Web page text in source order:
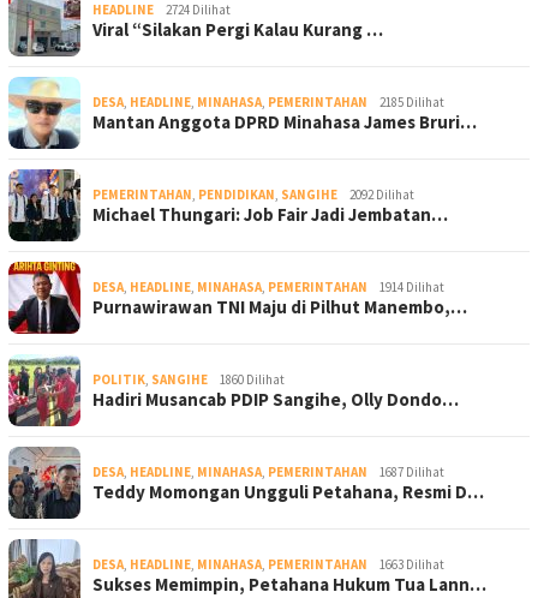
HEADLINE 2724 Dilihat
Viral “Silakan Pergi Kalau Kurang …
DESA, HEADLINE, MINAHASA, PEMERINTAHAN 2185 Dilihat
Mantan Anggota DPRD Minahasa James Bruri…
PEMERINTAHAN, PENDIDIKAN, SANGIHE 2092 Dilihat
Michael Thungari: Job Fair Jadi Jembatan…
DESA, HEADLINE, MINAHASA, PEMERINTAHAN 1914 Dilihat
Purnawirawan TNI Maju di Pilhut Manembo,…
POLITIK, SANGIHE 1860 Dilihat
Hadiri Musancab PDIP Sangihe, Olly Dondo…
DESA, HEADLINE, MINAHASA, PEMERINTAHAN 1687 Dilihat
Teddy Momongan Ungguli Petahana, Resmi D…
DESA, HEADLINE, MINAHASA, PEMERINTAHAN 1663 Dilihat
Sukses Memimpin, Petahana Hukum Tua Lann…